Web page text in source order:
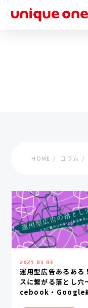
HOME コラム
2021.03.03
運用型広告あるある
スに繋がる落とし穴
cebook・Google